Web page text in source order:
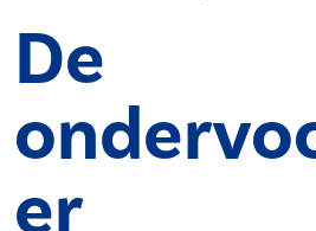
De
er